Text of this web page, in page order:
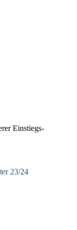
Einstiegs-
23/24